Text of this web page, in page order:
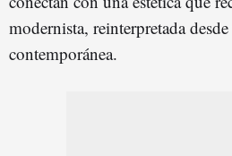
modernista, reinterpretada
contemporánea.